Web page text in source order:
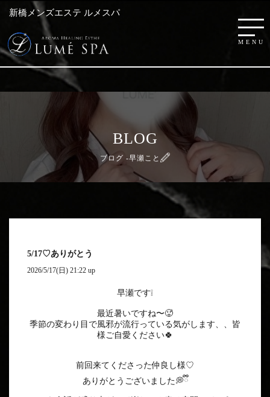
新橋メンズエステ ルメスパ
BLOG
ブログ -早瀬こと
5/17♡ありがとう
2026/5/17(日) 21:22 up
早瀬です❕
最近暑いですね〜🥵
季節の変わり目で風邪が流行っている気がします、、皆
様ご自愛ください🍀
前回来てくださった仲良し様♡
ありがとうございました💭ྀི